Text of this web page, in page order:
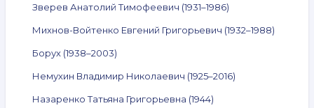
Зверев Анатолий Тимофеевич (1931–1986)
Михнов-Войтенко Евгений Григорьевич (1932–1988)
Борух (1938–2003)
Немухин Владимир Николаевич (1925–2016)
Назаренко Татьяна Григорьевна (1944)